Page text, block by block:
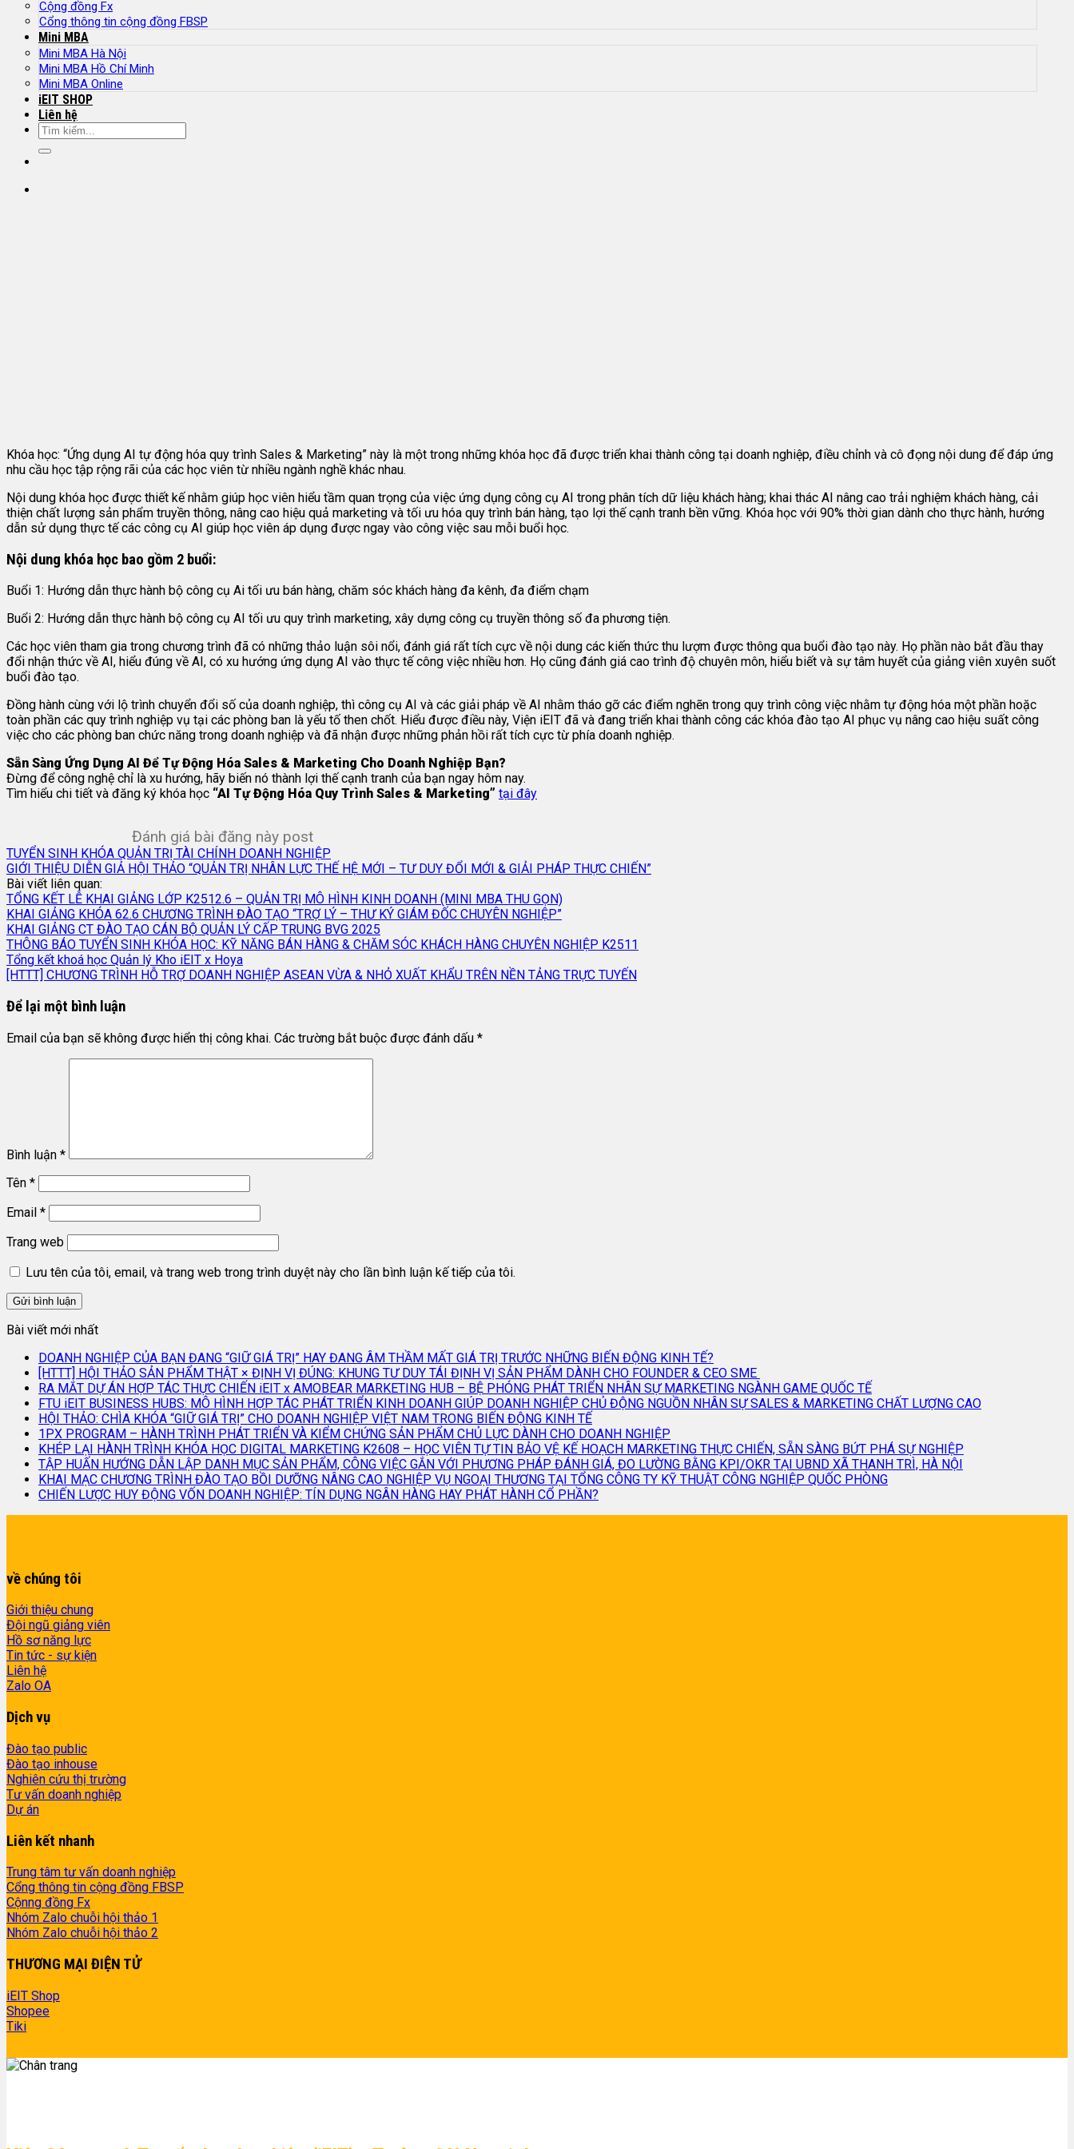
Cộng đồng Fx
Cổng thông tin cộng đồng FBSP
Mini MBA
Mini MBA Hà Nội
Mini MBA Hồ Chí Minh
Mini MBA Online
iEIT SHOP
Liên hệ
Khóa học: “Ứng dụng AI tự động hóa quy trình Sales & Marketing” này là một trong những khóa học đã được triển khai thành công tại doanh nghiệp, điều chỉnh và cô đọng nội dung để đáp ứng
nhu cầu học tập rộng rãi của các học viên từ nhiều ngành nghề khác nhau.
Nội dung khóa học được thiết kế nhằm giúp học viên hiểu tầm quan trọng của việc ứng dụng công cụ AI trong phân tích dữ liệu khách hàng; khai thác AI nâng cao trải nghiệm khách hàng, cải
thiện chất lượng sản phẩm truyền thông, nâng cao hiệu quả marketing và tối ưu hóa quy trình bán hàng, tạo lợi thế cạnh tranh bền vững. Khóa học với 90% thời gian dành cho thực hành, hướng
dẫn sử dụng thực tế các công cụ AI giúp học viên áp dụng được ngay vào công việc sau mỗi buổi học.
Nội dung khóa học bao gồm 2 buổi:
Buổi 1: Hướng dẫn thực hành bộ công cụ Ai tối ưu bán hàng, chăm sóc khách hàng đa kênh, đa điểm chạm
Buổi 2: Hướng dẫn thực hành bộ công cụ AI tối ưu quy trình marketing, xây dựng công cụ truyền thông số đa phương tiện.
Các học viên tham gia trong chương trình đã có những thảo luận sôi nổi, đánh giá rất tích cực về nội dung các kiến thức thu lượm được thông qua buổi đào tạo này. Họ phần nào bắt đầu thay
đổi nhận thức về AI, hiểu đúng về AI, có xu hướng ứng dụng AI vào thực tế công việc nhiều hơn. Họ cũng đánh giá cao trình độ chuyên môn, hiểu biết và sự tâm huyết của giảng viên xuyên suốt
buổi đào tạo.
Đồng hành cùng với lộ trình chuyển đổi số của doanh nghiệp, thì công cụ AI và các giải pháp về AI nhằm tháo gỡ các điểm nghẽn trong quy trình công việc nhằm tự động hóa một phần hoặc
toàn phần các quy trình nghiệp vụ tại các phòng ban là yếu tố then chốt. Hiểu được điều này, Viện iEIT đã và đang triển khai thành công các khóa đào tạo AI phục vụ nâng cao hiệu suất công
việc cho các phòng ban chức năng trong doanh nghiệp và đã nhận được những phản hồi rất tích cực từ phía doanh nghiệp.
Sẵn Sàng Ứng Dụng AI Để Tự Động Hóa Sales & Marketing Cho Doanh Nghiệp Bạn?
Đừng để công nghệ chỉ là xu hướng, hãy biến nó thành lợi thế cạnh tranh của bạn ngay hôm nay.
Tìm hiểu chi tiết và đăng ký khóa học “AI Tự Động Hóa Quy Trình Sales & Marketing” tại đây
Đánh giá bài đăng này post
TUYỂN SINH KHÓA QUẢN TRỊ TÀI CHÍNH DOANH NGHIỆP
GIỚI THIỆU DIỄN GIẢ HỘI THẢO “QUẢN TRỊ NHÂN LỰC THẾ HỆ MỚI – TƯ DUY ĐỔI MỚI & GIẢI PHÁP THỰC CHIẾN”
Bài viết liên quan:
TỔNG KẾT LỄ KHAI GIẢNG LỚP K2512.6 – QUẢN TRỊ MÔ HÌNH KINH DOANH (MINI MBA THU GỌN)
KHAI GIẢNG KHÓA 62.6 CHƯƠNG TRÌNH ĐÀO TẠO “TRỢ LÝ – THƯ KÝ GIÁM ĐỐC CHUYÊN NGHIỆP”
KHAI GIẢNG CT ĐÀO TẠO CÁN BỘ QUẢN LÝ CẤP TRUNG BVG 2025
THÔNG BÁO TUYỂN SINH KHÓA HỌC: KỸ NĂNG BÁN HÀNG & CHĂM SÓC KHÁCH HÀNG CHUYÊN NGHIỆP K2511
Tổng kết khoá học Quản lý Kho iEIT x Hoya
[HTTT] CHƯƠNG TRÌNH HỖ TRỢ DOANH NGHIỆP ASEAN VỪA & NHỎ XUẤT KHẨU TRÊN NỀN TẢNG TRỰC TUYẾN
Để lại một bình luận
Email của bạn sẽ không được hiển thị công khai. Các trường bắt buộc được đánh dấu *
Bình luận *
Tên *
Email *
Trang web
Lưu tên của tôi, email, và trang web trong trình duyệt này cho lần bình luận kế tiếp của tôi.
Bài viết mới nhất
DOANH NGHIỆP CỦA BẠN ĐANG “GIỮ GIÁ TRỊ” HAY ĐANG ÂM THẦM MẤT GIÁ TRỊ TRƯỚC NHỮNG BIẾN ĐỘNG KINH TẾ?
[HTTT] HỘI THẢO SẢN PHẨM THẬT × ĐỊNH VỊ ĐÚNG: KHUNG TƯ DUY TÁI ĐỊNH VỊ SẢN PHẨM DÀNH CHO FOUNDER & CEO SME
RA MẮT DỰ ÁN HỢP TÁC THỰC CHIẾN iEIT x AMOBEAR MARKETING HUB – BỆ PHÓNG PHÁT TRIỂN NHÂN SỰ MARKETING NGÀNH GAME QUỐC TẾ
FTU iEIT BUSINESS HUBS: MÔ HÌNH HỢP TÁC PHÁT TRIỂN KINH DOANH GIÚP DOANH NGHIỆP CHỦ ĐỘNG NGUỒN NHÂN SỰ SALES & MARKETING CHẤT LƯỢNG CAO
HỘI THẢO: CHÌA KHÓA “GIỮ GIÁ TRỊ” CHO DOANH NGHIỆP VIỆT NAM TRONG BIẾN ĐỘNG KINH TẾ
1PX PROGRAM – HÀNH TRÌNH PHÁT TRIỂN VÀ KIỂM CHỨNG SẢN PHẨM CHỦ LỰC DÀNH CHO DOANH NGHIỆP
KHÉP LẠI HÀNH TRÌNH KHÓA HỌC DIGITAL MARKETING K2608 – HỌC VIÊN TỰ TIN BẢO VỆ KẾ HOẠCH MARKETING THỰC CHIẾN, SẴN SÀNG BỨT PHÁ SỰ NGHIỆP
TẬP HUẤN HƯỚNG DẪN LẬP DANH MỤC SẢN PHẨM, CÔNG VIỆC GẮN VỚI PHƯƠNG PHÁP ĐÁNH GIÁ, ĐO LƯỜNG BẰNG KPI/OKR TẠI UBND XÃ THANH TRÌ, HÀ NỘI
KHAI MẠC CHƯƠNG TRÌNH ĐÀO TẠO BỒI DƯỠNG NÂNG CAO NGHIỆP VỤ NGOẠI THƯƠNG TẠI TỔNG CÔNG TY KỸ THUẬT CÔNG NGHIỆP QUỐC PHÒNG
CHIẾN LƯỢC HUY ĐỘNG VỐN DOANH NGHIỆP: TÍN DỤNG NGÂN HÀNG HAY PHÁT HÀNH CỔ PHẦN?
về chúng tôi
Giới thiệu chung
Đội ngũ giảng viên
Hồ sơ năng lực
Tin tức - sự kiện
Liên hệ
Zalo OA
Dịch vụ
Đào tạo public
Đào tạo inhouse
Nghiên cứu thị trường
Tư vấn doanh nghiệp
Dự án
Liên kết nhanh
Trung tâm tư vấn doanh nghiệp
Cổng thông tin cộng đồng FBSP
Cộnng đồng Fx
Nhóm Zalo chuỗi hội thảo 1
Nhóm Zalo chuỗi hội thảo 2
THƯƠNG MẠI ĐIỆN TỬ
iEIT Shop
Shopee
Tiki